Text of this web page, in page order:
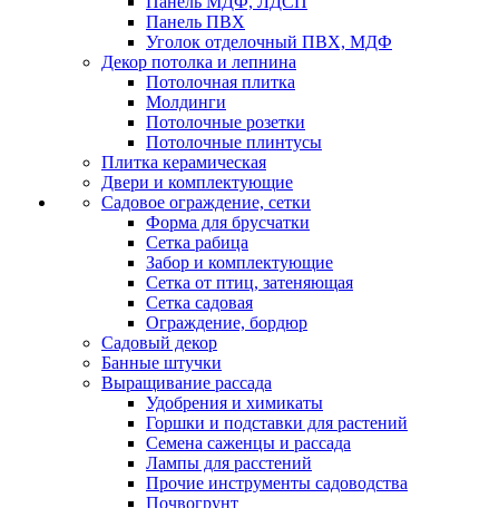
Панель ПВХ
Уголок отделочный ПВХ, МДФ
Декор потолка и лепнина
Потолочная плитка
Молдинги
Потолочные розетки
Потолочные плинтусы
Плитка керамическая
Двери и комплектующие
Садовое ограждение, сетки
Форма для брусчатки
Сетка рабица
Забор и комплектующие
Сетка от птиц, затеняющая
Сетка садовая
Ограждение, бордюр
Садовый декор
Банные штучки
Выращивание рассада
Удобрения и химикаты
Горшки и подставки для растений
Семена саженцы и рассада
Лампы для расстений
Прочие инструменты садоводства
Почвогрунт